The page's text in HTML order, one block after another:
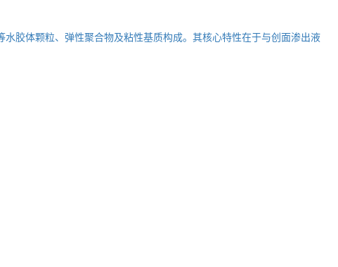
胶体颗粒、弹性聚合物及粘性基质构成。其核心特性在于与创面渗出液